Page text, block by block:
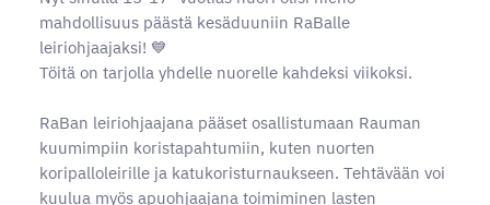
mahdollisuus päästä kesäduuniin RaBalle
leiriohjaajaksi! 💙
Töitä on tarjolla yhdelle nuorelle kahdeksi viikoksi.
RaBan leiriohjaajana pääset osallistumaan Rauman
kuumimpiin koristapahtumiin, kuten nuorten
koripalloleirille ja katukoristurnaukseen. Tehtävään voi
kuulua myös apuohjaajana toimiminen lasten